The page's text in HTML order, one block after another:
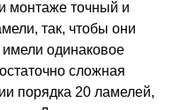
монтаже точный и
так, чтобы они
одинаковое
сложная
порядка 20 ламелей,